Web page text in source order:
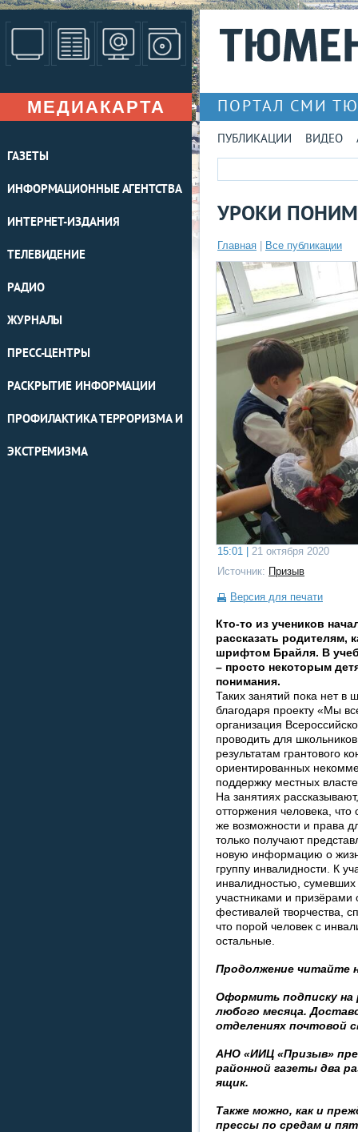
МЕДИАКАРТА
ГАЗЕТЫ
ИНФОРМАЦИОННЫЕ АГЕНТСТВА
ИНТЕРНЕТ-ИЗДАНИЯ
ТЕЛЕВИДЕНИЕ
РАДИО
ЖУРНАЛЫ
ПРЕСС-ЦЕНТРЫ
РАСКРЫТИЕ ИНФОРМАЦИИ
ПРОФИЛАКТИКА ТЕРРОРИЗМА И
ЭКСТРЕМИЗМА
ПОРТАЛ СМИ
ПУБЛИКАЦИИ ВИДЕО
УРОКИ
Главная Все публикации
15:01 | 21 октября 2020
Источник: Призыв
Версия для печати
Кто-то из учеников
рассказать родителям,
шрифтом Брайля. В
– просто некоторым
понимания.
Таких занятий пока нет в
благодаря проекту «Мы
организация
проводить для
результатам грантового
ориентированных
поддержку местных
На занятиях
отторжения человека, что
же возможности и права
только получают
новую информацию о
группу инвалидности. К
инвалидностью, сумевших
участниками и
фестивалей творчества,
что порой человек с
остальные.
Продолжение читайте
Оформить подписку на
любого месяца.
отделениях почтовой
АНО «ИИЦ «Призыв»
районной газеты два
ящик.
Также можно, как и
прессы по средам и